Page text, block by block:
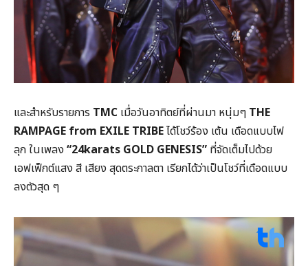
และสำหรับรายการ TMC เมื่อวันอาทิตย์ที่ผ่านมา หนุ่มๆ THE
RAMPAGE from EXILE TRIBEได้โชว์ร้อง เต้น เดือดแบบไฟ
ลุก ในเพลง “24karats GOLD GENESIS” ที่จัดเต็มไปด้วย
เอฟเฟ็กต์แสง สี เสียง สุดตระกาลตา เรียกได้ว่าเป็นโชว์ที่เดือดแบบ
ลงตัวสุด ๆ